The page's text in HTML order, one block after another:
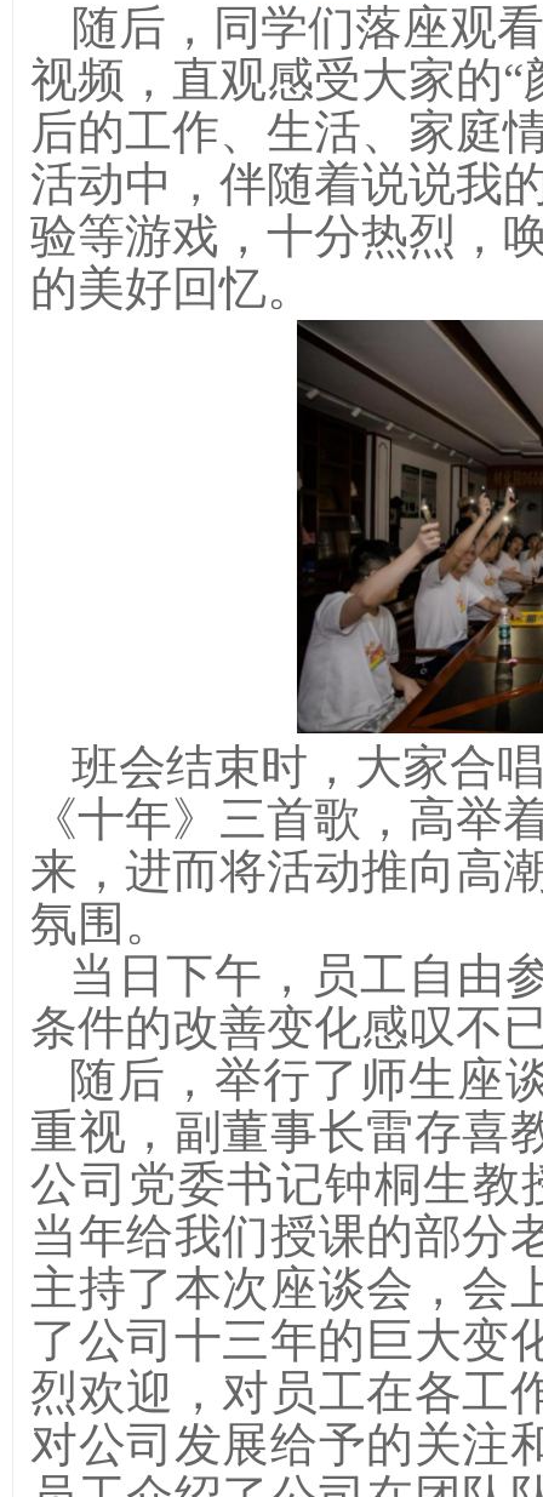
随后，同学们落座观
视频，直观感受大家的“
后的工作、生活、家庭
活动中，伴随着说说我
验等游戏，十分热烈，
的美好回忆。
班会结束时，大家合
《十年》三首歌，高举
来，进而将活动推向高
氛围。
当日下午，员工自由
条件的改善变化感叹不
随后，举行了师生座
重视，副董事长雷存喜
公司党委书记钟桐生教
当年给我们授课的部分
主持了本次座谈会，会
了公司十三年的巨大变
烈欢迎，对员工在各工
对公司发展给予的关注